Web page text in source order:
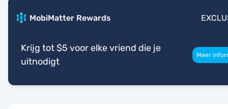
MobiMatter Rewards
Krijg tot $5 voor elke vriend die je
uitnodigt
Meer